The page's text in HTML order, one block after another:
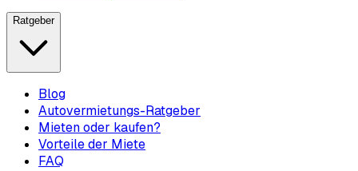
Ratgeber
Blog
Autovermietungs-Ratgeber
Mieten oder kaufen?
Vorteile der Miete
FAQ